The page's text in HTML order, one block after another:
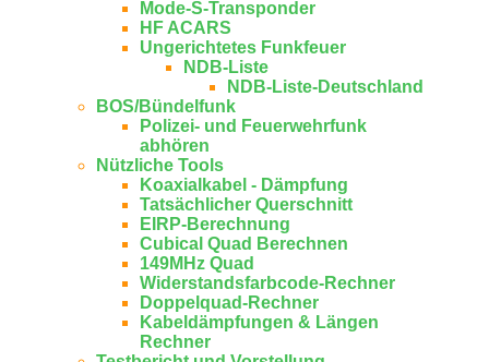
Mode-S-Transponder
HF ACARS
Ungerichtetes Funkfeuer
NDB-Liste
NDB-Liste-Deutschland
BOS/Bündelfunk
Polizei- und Feuerwehrfunk
abhören
Nützliche Tools
Koaxialkabel - Dämpfung
Tatsächlicher Querschnitt
EIRP-Berechnung
Cubical Quad Berechnen
149MHz Quad
Widerstandsfarbcode-Rechner
Doppelquad-Rechner
Kabeldämpfungen & Längen
Rechner